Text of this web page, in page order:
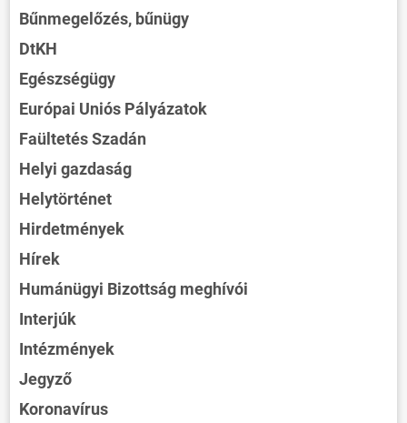
Bűnmegelőzés, bűnügy
DtKH
Egészségügy
Európai Uniós Pályázatok
Faültetés Szadán
Helyi gazdaság
Helytörténet
Hirdetmények
Hírek
Humánügyi Bizottság meghívói
Interjúk
Intézmények
Jegyző
Koronavírus